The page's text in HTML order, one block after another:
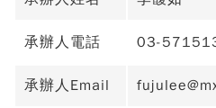
承辦人電話 03-
承辦人Email